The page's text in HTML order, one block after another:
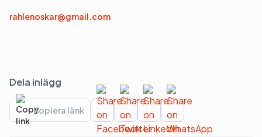
rahlenoskar@gmail.com
Dela inlägg
Kopiera länk